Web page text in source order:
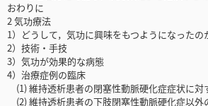
おわりに
2 気功療法
1）どうして，気功に興味をもつようになったの
2）技術・手技
3）気功が効果的な病態
4）治療症例の臨床
(1) 維持透析患者の閉塞性動脈硬化症症状に対
(2) 維持透析患者の下肢閉塞性動脈硬化症以外